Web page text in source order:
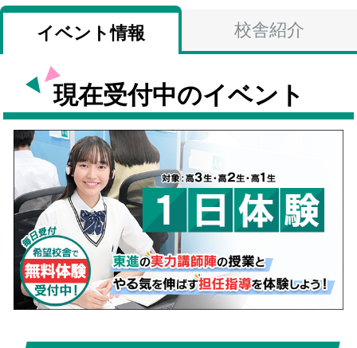
イベント情報 校舎紹介
現在受付中のイベント